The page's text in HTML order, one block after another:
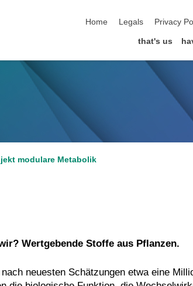
Home
Legals Privacy
that's us
modulare Metabolik
Wertgebende Stoffe aus Pflanzen.
neuesten Schätzungen etwa eine